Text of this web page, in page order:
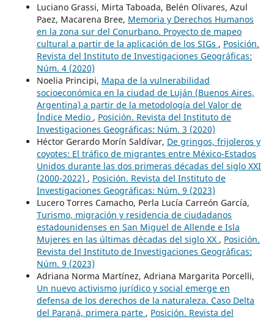
Luciano Grassi, Mirta Taboada, Belén Olivares, Azul
Paez, Macarena Bree, Memoria y Derechos Humanos
en la zona sur del Conurbano. Proyecto de mapeo
cultural a partir de la aplicación de los SIGs , Posición.
Revista del Instituto de Investigaciones Geográficas:
Núm. 4 (2020)
Noelia Principi, Mapa de la vulnerabilidad
socioeconómica en la ciudad de Luján (Buenos Aires,
Argentina) a partir de la metodología del Valor de
Índice Medio , Posición. Revista del Instituto de
Investigaciones Geográficas: Núm. 3 (2020)
Héctor Gerardo Morín Saldívar, De gringos, frijoleros y
coyotes: El tráfico de migrantes entre México-Estados
Unidos durante las dos primeras décadas del siglo XXI
(2000-2022) , Posición. Revista del Instituto de
Investigaciones Geográficas: Núm. 9 (2023)
Lucero Torres Camacho, Perla Lucía Carreón García,
Turismo, migración y residencia de ciudadanos
estadounidenses en San Miguel de Allende e Isla
Mujeres en las últimas décadas del siglo XX , Posición.
Revista del Instituto de Investigaciones Geográficas:
Núm. 9 (2023)
Adriana Norma Martínez, Adriana Margarita Porcelli,
Un nuevo activismo jurídico y social emerge en
defensa de los derechos de la naturaleza. Caso Delta
del Paraná, primera parte , Posición. Revista del